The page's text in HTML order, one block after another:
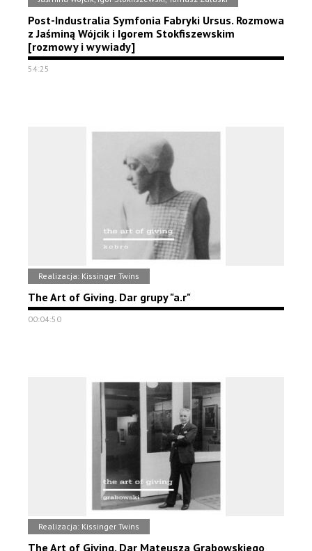
Post-Industralia Symfonia Fabryki Ursus. Rozmowa
z Jaśminą Wójcik i Igorem Stokfiszewskim
[rozmowy i wywiady]
54:25
Realizacja: Kissinger Twins
The Art of Giving. Dar grupy "a.r"
00:04:50
Realizacja: Kissinger Twins
The Art of Giving. Dar Mateusza Grabowskiego